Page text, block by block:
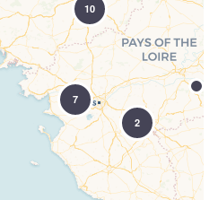
2
7
10